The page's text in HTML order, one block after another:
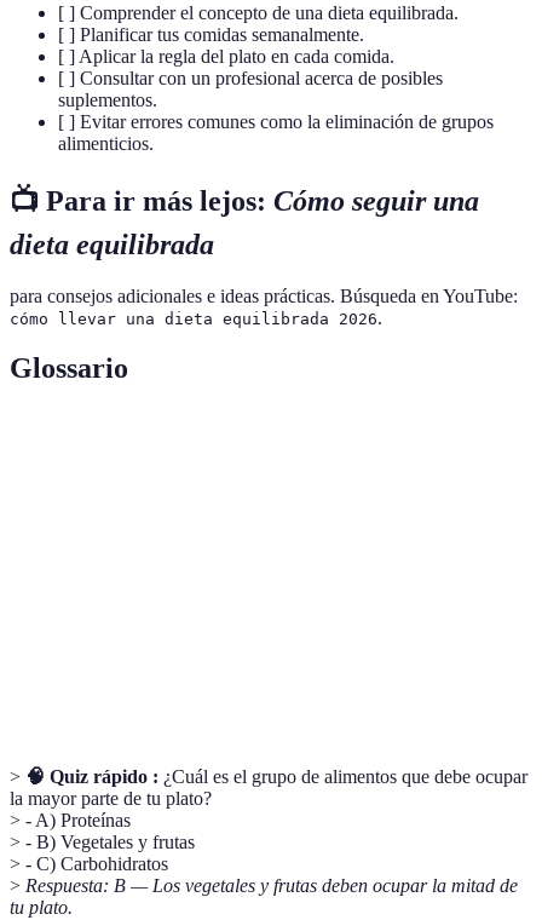
[ ] Comprender el concepto de una dieta equilibrada.
[ ] Planificar tus comidas semanalmente.
[ ] Aplicar la regla del plato en cada comida.
[ ] Consultar con un profesional acerca de posibles
suplementos.
[ ] Evitar errores comunes como la eliminación de grupos
alimenticios.
📺 Para ir más lejos: Cómo seguir una
dieta equilibrada
para consejos adicionales e ideas prácticas. Búsqueda en YouTube:
cómo llevar una dieta equilibrada 2026.
Glossario
> 🧠 Quiz rápido : ¿Cuál es el grupo de alimentos que debe ocupar
la mayor parte de tu plato?
> - A) Proteínas
> - B) Vegetales y frutas
> - C) Carbohidratos
> Respuesta: B — Los vegetales y frutas deben ocupar la mitad de
tu plato.